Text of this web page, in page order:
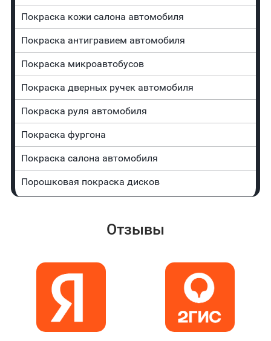
Покраска кожи салона автомобиля
Покраска антигравием автомобиля
Покраска микроавтобусов
Покраска дверных ручек автомобиля
Покраска руля автомобиля
Покраска фургона
Покраска салона автомобиля
Порошковая покраска дисков
Отзывы